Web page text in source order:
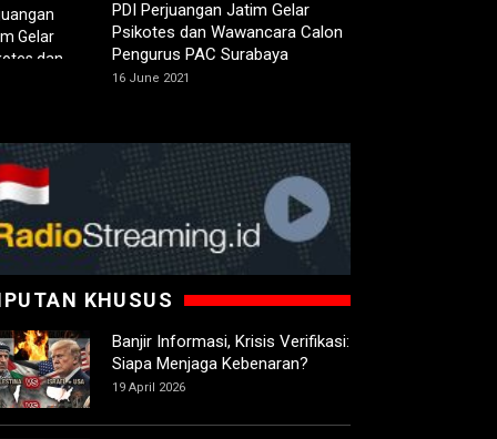
PDI Perjuangan Jatim Gelar
Psikotes dan Wawancara Calon
Pengurus PAC Surabaya
16 June 2021
KHUSUS
Banjir Informasi, Krisis Verifikasi:
Siapa Menjaga Kebenaran?
19 April 2026